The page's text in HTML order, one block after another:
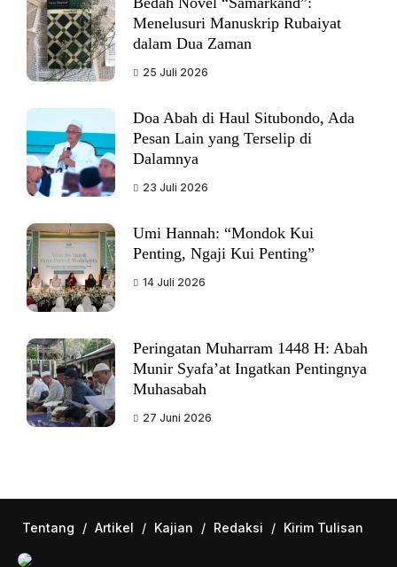
Menelusuri Manuskrip Rubaiyat
dalam Dua Zaman
25 Juli 2026
Doa Abah di Haul Situbondo, Ada
Pesan Lain yang Terselip di
Dalamnya
23 Juli 2026
Umi Hannah: “Mondok Kui
Penting, Ngaji Kui Penting”
14 Juli 2026
Peringatan Muharram 1448 H: Abah
Munir Syafa’at Ingatkan Pentingnya
Muhasabah
27 Juni 2026
Tentang / Artikel / Kajian / Redaksi / Kirim Tulisan